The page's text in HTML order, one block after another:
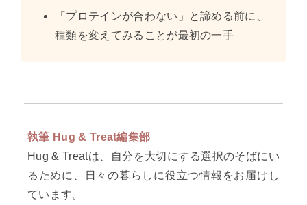
「プロテインが合わない」と諦める前に、
種類を変えてみることが最初の一手
執筆 Hug & Treat編集部
Hug & Treatは、自分を大切にする選択のそばにい
るために、日々の暮らしに役立つ情報をお届けし
ています。